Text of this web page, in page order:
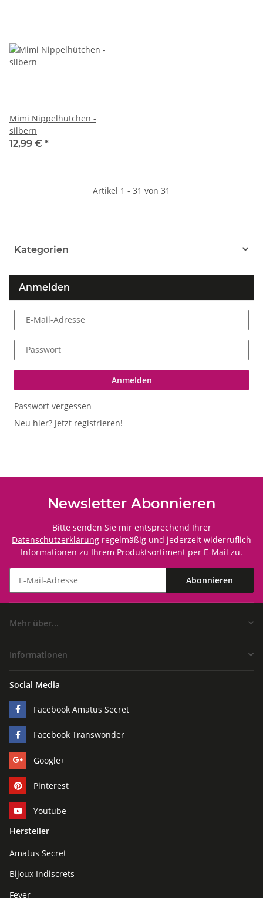
Mimi Nippelhütchen -
silbern
12,99 € *
Artikel 1 - 31 von 31
Kategorien
Anmelden
E-Mail-Adresse
Passwort
Anmelden
Passwort vergessen
Neu hier? Jetzt registrieren!
Newsletter Abonnieren
Bitte senden Sie mir entsprechend Ihrer
Datenschutzerklärung regelmäßig und jederzeit widerruflich
Informationen zu Ihrem Produktsortiment per E-Mail zu.
Abonnieren
Mehr über...
Informationen
Social Media
Facebook Amatus Secret
Facebook Transwonder
Google+
Pinterest
Youtube
Hersteller
Amatus Secret
Bijoux Indiscrets
Fever